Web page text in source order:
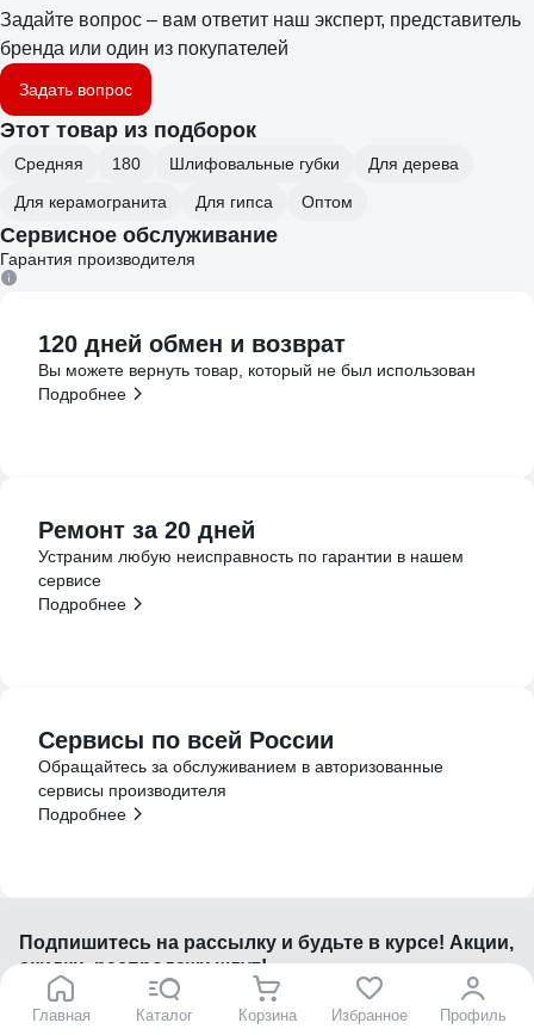
Главная Каталог Корзина Избранное Профиль
Задайте вопрос – вам ответит наш эксперт, представитель
бренда или один из покупателей
Задать вопрос
Этот товар из подборок
Средняя 180 Шлифовальные губки
Для дерева
Для керамогранита
Для гипса Оптом
Сервисное обслуживание
Гарантия производителя
120 дней обмен и возврат
Вы можете вернуть товар, который не был использован
Подробнее
Ремонт за 20 дней
Устраним любую неисправность по гарантии в нашем
сервисе
Подробнее
Сервисы по всей России
Обращайтесь за обслуживанием в авторизованные
сервисы производителя
Подробнее
Подпишитесь на рассылку и будьте в курсе! Акции,
скидки, распродажи ждут!